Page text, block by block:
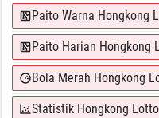
Paito Warna Hongkong
Paito Harian Hongkong
Bola Merah Hongkong
Statistik Hongkong Lotto